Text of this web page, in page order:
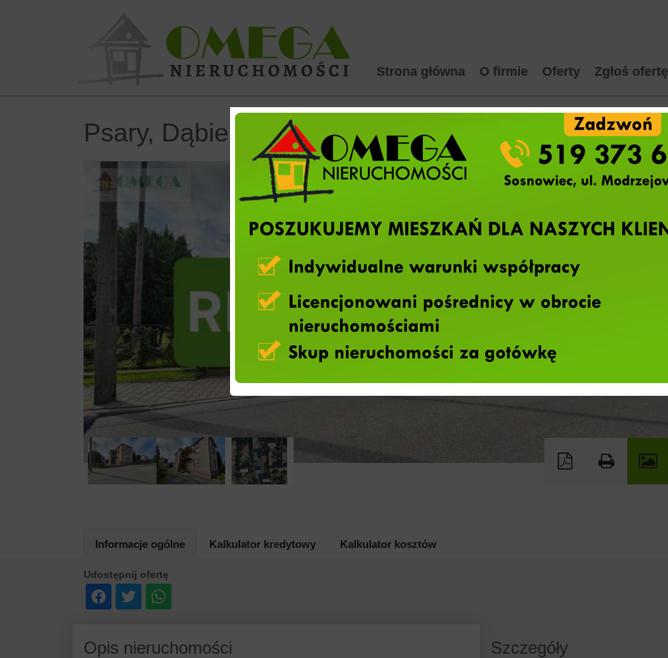
Strona główna O firmie Oferty Zgłoś ofertę
Psary, Dąbie Dom na sprzedaż
Udostępnij ofertę
Informacje ogólne Kalkulator kredytowy Kalkulator kosztów
Opis nieruchomości Szczegóły